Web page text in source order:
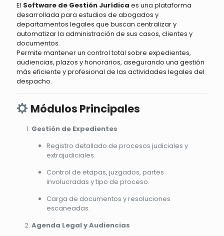
El Software de Gestión Jurídica es una plataforma
desarrollada para estudios de abogados y
departamentos legales que buscan centralizar y
automatizar la administración de sus casos, clientes y
documentos.
Permite mantener un control total sobre expedientes,
audiencias, plazos y honorarios, asegurando una gestión
más eficiente y profesional de las actividades legales del
despacho.
Módulos Principales
Gestión de Expedientes
Registro detallado de procesos judiciales y
extrajudiciales.
Control de etapas, juzgados, partes
involucradas y tipo de proceso.
Carga de documentos y resoluciones
escaneadas.
Agenda Legal y Audiencias